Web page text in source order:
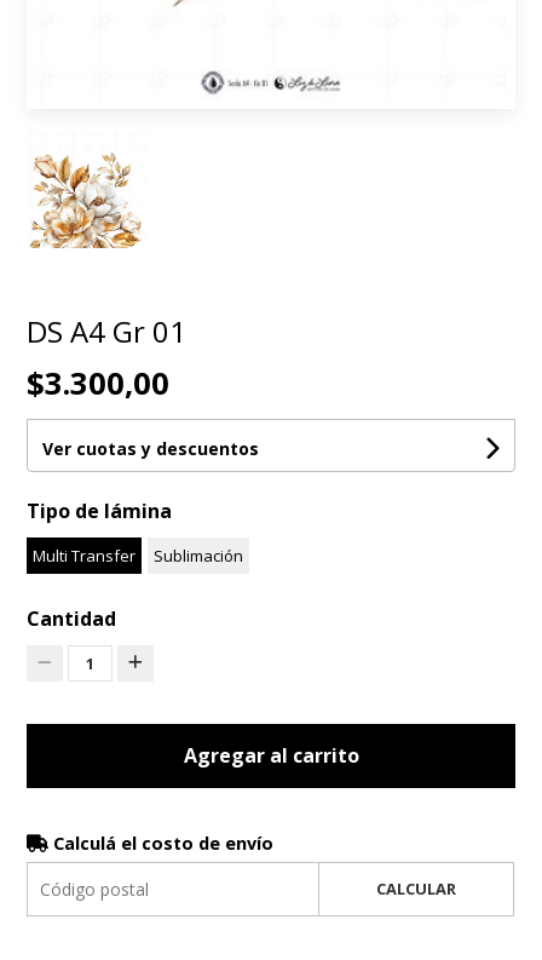
DS A4 Gr 01
$3.300,00
Ver cuotas y descuentos
Tipo de lámina
Multi Transfer Sublimación
Cantidad
1
Agregar al carrito
Calculá el costo de envío
CALCULAR